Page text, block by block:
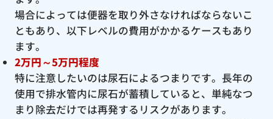
場合によっては便器を取り外さなければならないこ
ともあり、以下レベルの費用がかかるケースもあり
ます。
2万円～5万円程度
特に注意したいのは尿石によるつまりです。長年の
使用で排水管内に尿石が蓄積していると、単純なつ
まり除去だけでは再発するリスクがあります。